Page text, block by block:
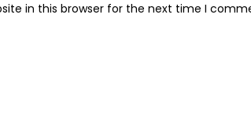
in this browser for the next time I